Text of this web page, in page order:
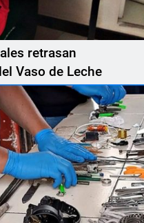
retrasan
Vaso de Leche